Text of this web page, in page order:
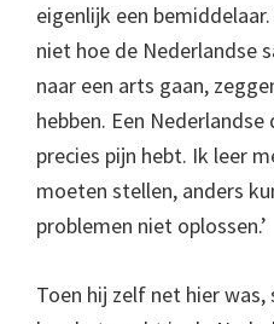
eigenlijk een
niet hoe de Nederlandse
naar een arts gaan,
hebben. Een
precies pijn hebt. Ik leer
moeten stellen, anders
problemen niet oplossen.’
Toen hij zelf net hier